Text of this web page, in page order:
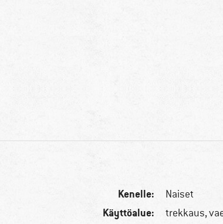
Kenelle: Naiset
Käyttöalue: trekkaus,